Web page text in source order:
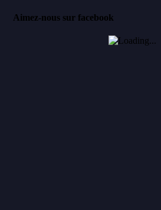
Aimez-nous sur facebook